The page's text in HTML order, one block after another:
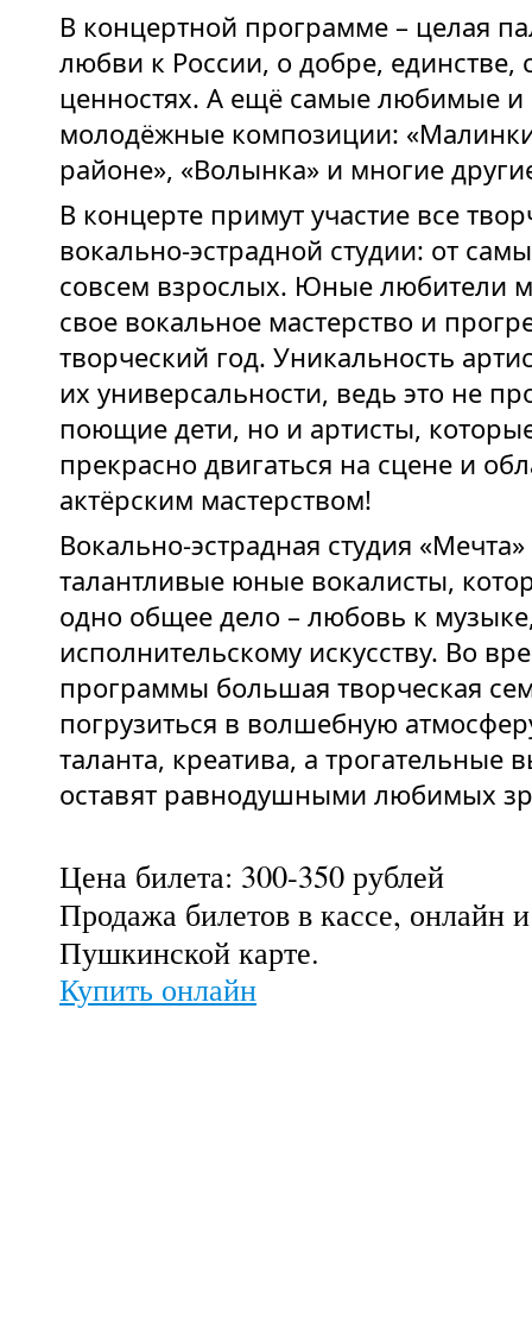
В концертной программе – целая
любви к России, о добре, единстве,
ценностях. А ещё самые любимые
молодёжные композиции:
районе», «Волынка» и многие
В концерте примут участие все
вокально-эстрадной студии: от
совсем взрослых. Юные любители
свое вокальное мастерство и
творческий год. Уникальность
их универсальности, ведь это не
поющие дети, но и артисты,
прекрасно двигаться на сцене и
актёрским мастерством!
Вокально-эстрадная студия
талантливые юные вокалисты,
одно общее дело – любовь к
исполнительскому искусству. Во
программы большая творческая
погрузиться в волшебную
таланта, креатива, а трогательные
оставят равнодушными любимых
Цена билета: 300-350 рублей
Продажа билетов в кассе, онлайн
Пушкинской карте.
Купить онлайн